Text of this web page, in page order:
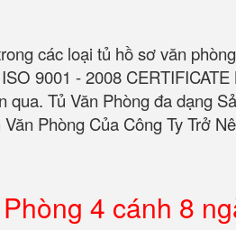
các loại tủ hồ sơ văn
9001 - 2008
qua. Tủ Văn Phòng đa dạng
Phòng Của Công Ty Trở
4 cánh 8